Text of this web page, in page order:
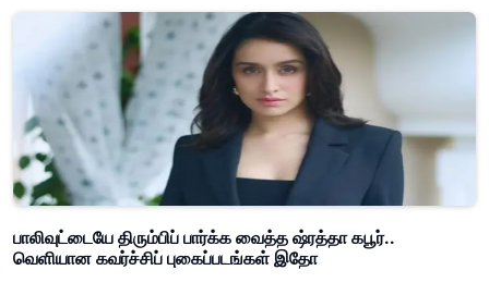
பாலிவுட்டையே திரும்பிப் பார்க்க வைத்த ஷ்ரத்தா கபூர்..
வெளியான கவர்ச்சிப் புகைப்படங்கள் இதோ